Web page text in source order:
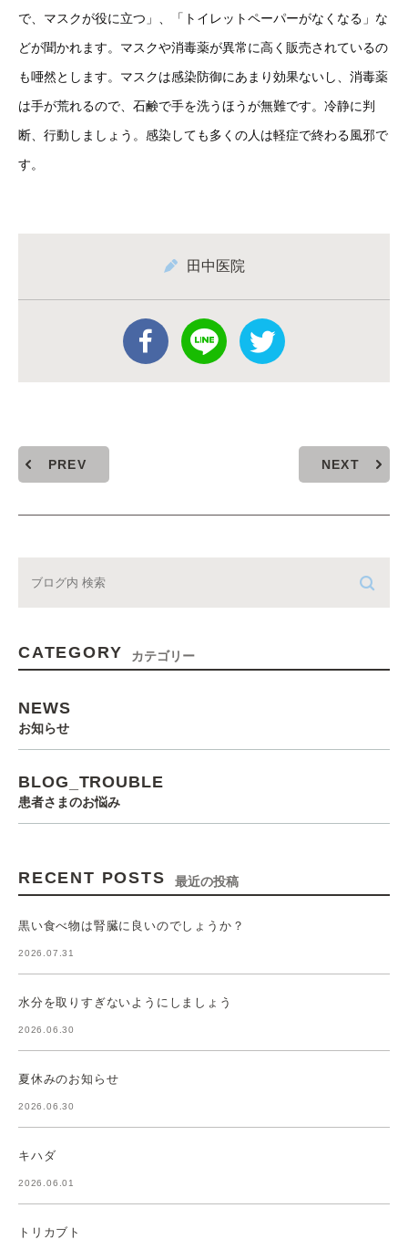
で、マスクが役に立つ」、「トイレットペーパーがなくなる」な
どが聞かれます。マスクや消毒薬が異常に高く販売されているの
も唖然とします。マスクは感染防御にあまり効果ないし、消毒薬
は手が荒れるので、石鹸で手を洗うほうが無難です。冷静に判
断、行動しましょう。感染しても多くの人は軽症で終わる風邪で
す。
田中医院
PREV NEXT
CATEGORY カテゴリー
NEWS
お知らせ
BLOG_TROUBLE
患者さまのお悩み
RECENT POSTS 最近の投稿
黒い食べ物は腎臓に良いのでしょうか？
2026.07.31
水分を取りすぎないようにしましょう
2026.06.30
夏休みのお知らせ
2026.06.30
キハダ
2026.06.01
トリカブト